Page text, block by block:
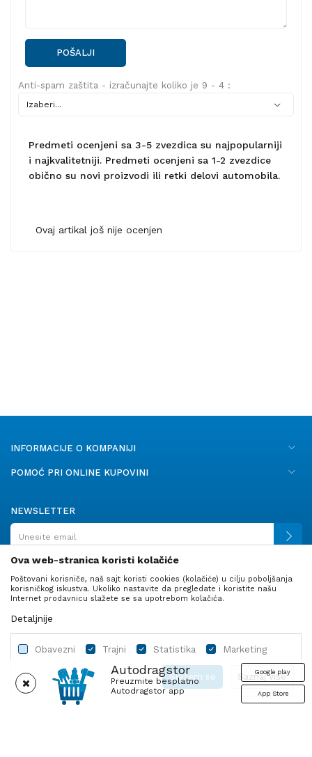
Autodragstor
Preuzmite besplatno
Autodragstor app
Google play
App Store
POŠALJI
Anti-spam zaštita - izračunajte koliko je 9 - 4 :
Predmeti ocenjeni sa 3-5 zvezdica su najpopularniji
i najkvalitetniji. Predmeti ocenjeni sa 1-2 zvezdice
obično su novi proizvodi ili retki delovi automobila.
Ovaj artikal još nije ocenjen
INFORMACIJE O KOMPANIJI
POMOĆ PRI ONLINE KUPOVINI
NEWSLETTER
PRATITE NAS
Autodelovi Ulje i tečnosti
Ova web-stranica koristi kolačiće
Poštovani korisniče, naš sajt koristi cookies (kolačiće) u cilju poboljšanja
korisničkog iskustva. Ukoliko nastavite da pregledate i koristite našu
Internet prodavnicu slažete se sa upotrebom kolačića.
Detaljnije
Obavezni Trajni Statistika Marketing
Saznaj više
Slažem se